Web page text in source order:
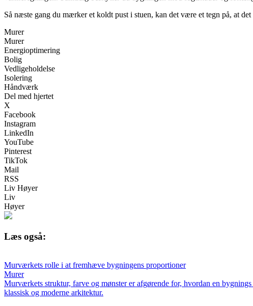
Så næste gang du mærker et koldt pust i stuen, kan det være et tegn på, at
Murer
Murer
Energioptimering
Bolig
Vedligeholdelse
Isolering
Håndværk
Del med hjertet
X
Facebook
Instagram
LinkedIn
YouTube
Pinterest
TikTok
Mail
RSS
Liv Høyer
Liv
Høyer
Læs også:
Murværkets rolle i at fremhæve bygningens proportioner
Murer
Murværkets struktur, farve og mønster er afgørende for, hvordan en
klassisk og moderne arkitektur.